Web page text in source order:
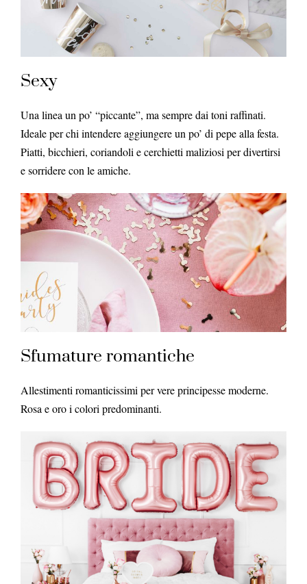
Sexy
Una linea un po’ “piccante”, ma sempre dai toni raffinati.
Ideale per chi intendere aggiungere un po’ di pepe alla festa.
Piatti, bicchieri, coriandoli e cerchietti maliziosi per divertirsi
e sorridere con le amiche.
Sfumature romantiche
Allestimenti romanticissimi per vere principesse moderne.
Rosa e oro i colori predominanti.